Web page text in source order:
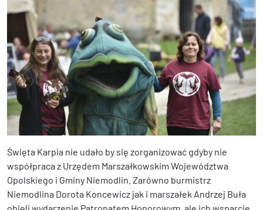
Święta Karpia nie udało by się zorganizować gdyby nie
współpraca z Urzędem Marszałkowskim Województwa
Opolskiego i Gminy Niemodlin. Zarówno burmistrz
Niemodlina Dorota Koncewicz jak i marszałek Andrzej Buła